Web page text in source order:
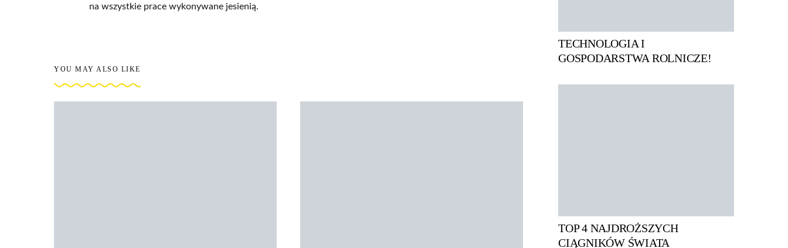
na wszystkie prace wykonywane jesienią.
YOU MAY ALSO LIKE
TECHNOLOGIA I
GOSPODARSTWA ROLNICZE!
TOP 4 NAJDROŻSZYCH
CIĄGNIKÓW ŚWIATA